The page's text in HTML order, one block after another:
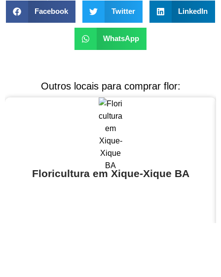
Facebook Twitter LinkedIn
WhatsApp
Outros locais para comprar flor:
Floricultura em Xique-Xique BA